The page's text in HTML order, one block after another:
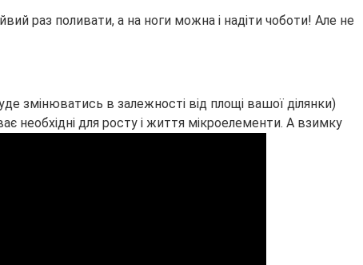
раз поливати, а на ноги можна і надіти чоботи! Але не
змінюватись в залежності від площі вашої ділянки)
необхідні для росту і життя мікроелементи. А взимку